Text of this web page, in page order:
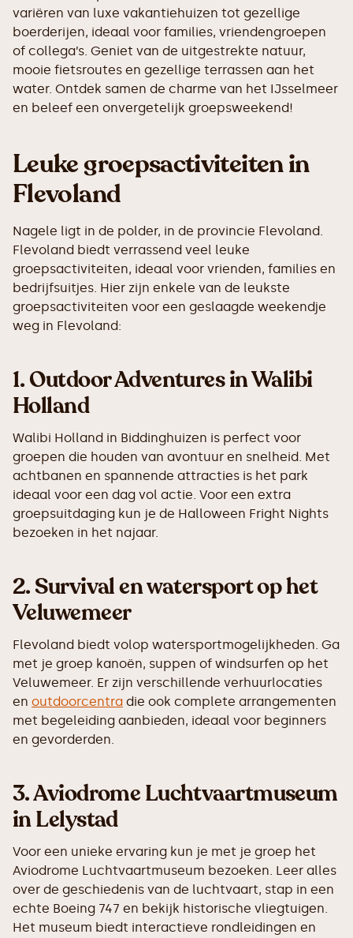
variëren van luxe vakantiehuizen tot gezellige
boerderijen, ideaal voor families, vriendengroepen
of collega’s. Geniet van de uitgestrekte natuur,
mooie fietsroutes en gezellige terrassen aan het
water. Ontdek samen de charme van het IJsselmeer
en beleef een onvergetelijk groepsweekend!
Leuke groepsactiviteiten in
Flevoland
Nagele ligt in de polder, in de provincie Flevoland.
Flevoland biedt verrassend veel leuke
groepsactiviteiten, ideaal voor vrienden, families en
bedrijfsuitjes. Hier zijn enkele van de leukste
groepsactiviteiten voor een geslaagde weekendje
weg in Flevoland:
1.Outdoor Adventures in Walibi
Holland
Walibi Holland in Biddinghuizen is perfect voor
groepen die houden van avontuur en snelheid. Met
achtbanen en spannende attracties is het park
ideaal voor een dag vol actie. Voor een extra
groepsuitdaging kun je de Halloween Fright Nights
bezoeken in het najaar.
2.Survival en watersport op het
Veluwemeer
Flevoland biedt volop watersportmogelijkheden. Ga
met je groep kanoën, suppen of windsurfen op het
Veluwemeer. Er zijn verschillende verhuurlocaties
en outdoorcentra die ook complete arrangementen
met begeleiding aanbieden, ideaal voor beginners
en gevorderden.
3.Aviodrome Luchtvaartmuseum
in Lelystad
Voor een unieke ervaring kun je met je groep het
Aviodrome Luchtvaartmuseum bezoeken. Leer alles
over de geschiedenis van de luchtvaart, stap in een
echte Boeing 747 en bekijk historische vliegtuigen.
Het museum biedt interactieve rondleidingen en